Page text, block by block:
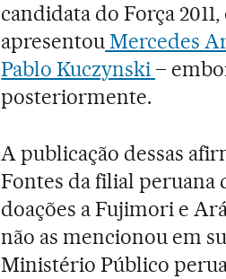
candidata do Força
apresentouMercedes
Pablo Kuczynski –
posteriormente.
A publicação dessas
Fontes da filial peruana
doações a Fujimori e
não as mencionou em
Ministério Público